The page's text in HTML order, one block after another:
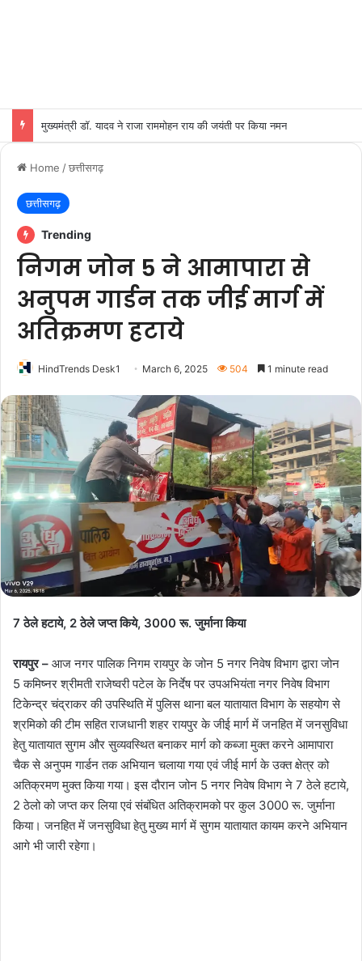
मुख्यमंत्री डॉ. यादव ने राजा राममोहन राय की जयंती पर किया नमन
Home /छत्तीसगढ़
छत्तीसगढ़
Trending
निगम जोन 5 ने आमापारा से
अनुपम गार्डन तक जीई मार्ग में
अतिक्रमण हटाये
HindTrends Desk1 March 6, 2025 504 1 minute read
7 ठेले हटाये, 2 ठेले जप्त किये, 3000 रू. जुर्माना किया
रायपुर – आज नगर पालिक निगम रायपुर के जोन 5 नगर निवेष विभाग द्वारा जोन
5 कमिष्नर श्रीमती राजेष्वरी पटेल के निर्देष पर उपअभियंता नगर निवेष विभाग
टिकेन्द्र चंद्राकर की उपस्थिति में पुलिस थाना बल यातायात विभाग के सहयोग से
श्रमिको की टीम सहित राजधानी शहर रायपुर के जीई मार्ग में जनहित में जनसुविधा
हेतु यातायात सुगम और सुव्यवस्थित बनाकर मार्ग को कब्जा मुक्त करने आमापारा
चैक से अनुपम गार्डन तक अभियान चलाया गया एवं जीई मार्ग के उक्त क्षेत्र को
अतिक्रमण मुक्त किया गया। इस दौरान जोन 5 नगर निवेष विभाग ने 7 ठेले हटाये,
2 ठेलो को जप्त कर लिया एवं संबंधित अतिक्रामको पर कुल 3000 रू. जुर्माना
किया। जनहित में जनसुविधा हेतु मुख्य मार्ग में सुगम यातायात कायम करने अभियान
आगे भी जारी रहेगा।